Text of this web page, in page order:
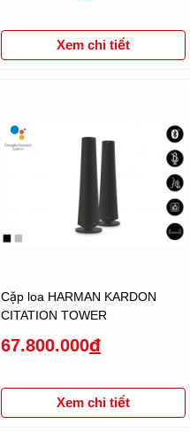
Xem chi tiết
Cặp loa HARMAN KARDON
CITATION TOWER
67.800.000đ
Xem chi tiết